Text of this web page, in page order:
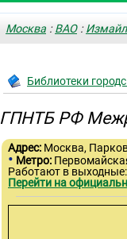
Москва :ВАО:
Библиотеки
ГПНТБ РФ
Адрес: Москва,
• Метро:
Работают в
Перейти на